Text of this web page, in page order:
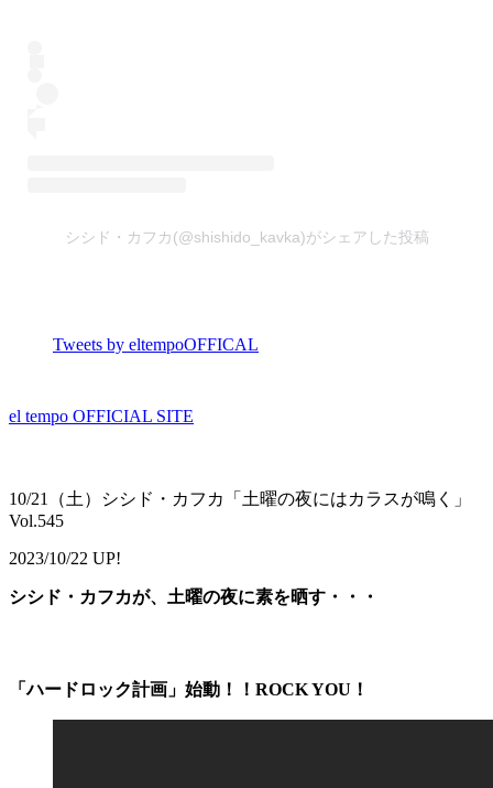
シシド・カフカ(@shishido_kavka)がシェアした投稿
Tweets by eltempoOFFICAL
el tempo OFFICIAL SITE
10/21（土）シシド・カフカ「土曜の夜にはカラスが鳴く」
Vol.545
2023/10/22 UP!
シシド・カフカが、土曜の夜に素を晒す・・・
「ハードロック計画」始動！！ROCK YOU！